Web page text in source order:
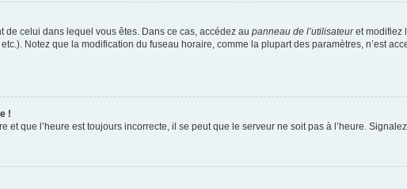
celui dans lequel vous êtes. Dans ce cas, accédez au panneau de l’utilisateuret modifiez
Notez que la modification du fuseau horaire, comme la plupart des paramètres, n’est
!
et que l’heure est toujours incorrecte, il se peut que le serveur ne soit pas à l’heure.